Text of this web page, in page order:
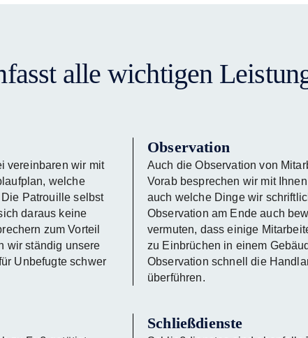
alle wichtigen
vereinbaren wir mit
welche
Patrouille selbst
daraus keine
zum Vorteil
wir ständig unsere
Unbefugte schwer
Observation
Auch die Observation von
Vorab besprechen wir mit
auch welche Dinge wir
Observation am Ende auch
vermuten, dass einige
zu Einbrüchen in einem
Observation schnell die
überführen.
Schließdienste